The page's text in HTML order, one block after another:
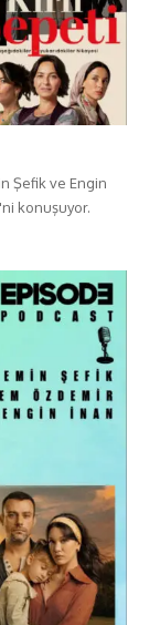
Şefik ve Engin
konuşuyor.